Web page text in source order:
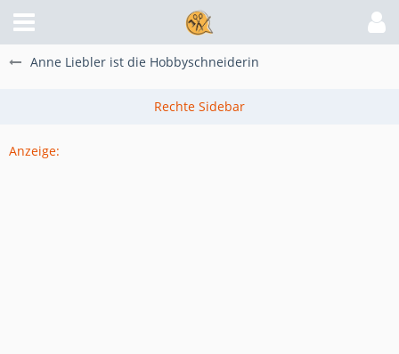
Anne Liebler ist die Hobbyschneiderin
Anzeige: